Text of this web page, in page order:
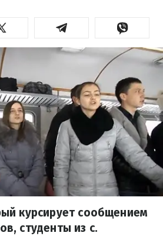
курсирует сообщением
студенты из с.